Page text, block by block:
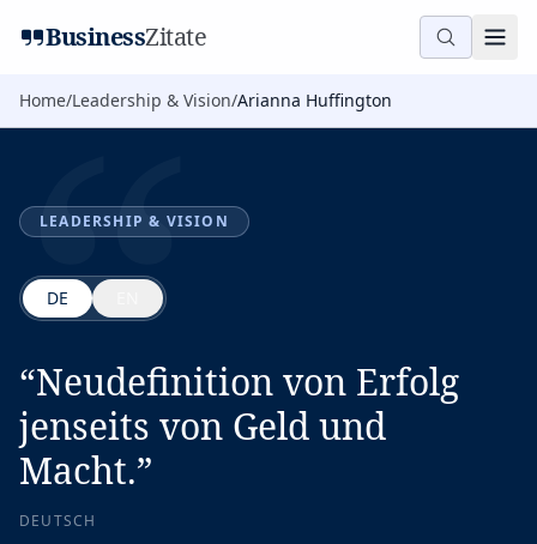
BusinessZitate
Home/Leadership & Vision/Arianna Huffington
“
LEADERSHIP & VISION
DE
“Neudefinition von Erfolg
jenseits von Geld und
Macht.”
DEUTSCH